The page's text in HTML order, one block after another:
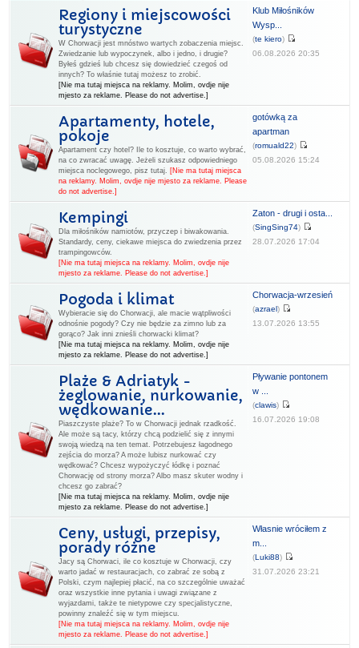
Regiony i miejscowości
turystyczne
W Chorwacji jest mnóstwo wartych zobaczenia miejsc.
Zwiedzanie lub wypoczynek, albo i jedno, i drugie?
Byłeś gdzieś lub chcesz się dowiedzieć czegoś od
innych? To właśnie tutaj możesz to zrobić.
[Nie ma tutaj miejsca na reklamy. Molim, ovdje nije
mjesto za reklame. Please do not advertise.]
Klub Miłośników
Wysp...
(te kiero)
06.08.2026 20:35
Apartamenty, hotele,
pokoje
Apartament czy hotel? Ile to kosztuje, co warto wybrać,
na co zwracać uwagę. Jeżeli szukasz odpowiedniego
miejsca noclegowego, pisz tutaj. [Nie ma tutaj miejsca
na reklamy. Molim, ovdje nije mjesto za reklame. Please
do not advertise.]
gotówką za
apartman
(romuald22)
05.08.2026 15:24
Kempingi
Dla miłośników namiotów, przyczep i biwakowania.
Standardy, ceny, ciekawe miejsca do zwiedzenia przez
trampingowców.
[Nie ma tutaj miejsca na reklamy. Molim, ovdje nije
mjesto za reklame. Please do not advertise.]
Zaton - drugi i osta...
(SingSing74)
28.07.2026 17:04
Pogoda i klimat
Wybieracie się do Chorwacji, ale macie wątpliwości
odnośnie pogody? Czy nie będzie za zimno lub za
gorąco? Jak inni znieśli chorwacki klimat?
[Nie ma tutaj miejsca na reklamy. Molim, ovdje nije
mjesto za reklame. Please do not advertise.]
Chorwacja-wrzesień
(azrael)
13.07.2026 13:55
Plaże & Adriatyk -
żeglowanie, nurkowanie,
wędkowanie...
Piaszczyste plaże? To w Chorwacji jednak rzadkość.
Ale może są tacy, którzy chcą podzielić się z innymi
swoją wiedzą na ten temat. Potrzebujesz łagodnego
zejścia do morza? A może lubisz nurkować czy
wędkować? Chcesz wypożyczyć łódkę i poznać
Chorwację od strony morza? Albo masz skuter wodny i
chcesz go zabrać?
[Nie ma tutaj miejsca na reklamy. Molim, ovdje nije
mjesto za reklame. Please do not advertise.]
Pływanie pontonem
w ...
(clawis)
16.07.2026 19:08
Ceny, usługi, przepisy,
porady różne
Jacy są Chorwaci, ile co kosztuje w Chorwacji, czy
warto jadać w restauracjach, co zabrać ze sobą z
Polski, czym najlepiej płacić, na co szczególnie uważać
oraz wszystkie inne pytania i uwagi związane z
wyjazdami, także te nietypowe czy specjalistyczne,
powinny znaleźć się w tym miejscu.
[Nie ma tutaj miejsca na reklamy. Molim, ovdje nije
mjesto za reklame. Please do not advertise.]
Własnie wróciłem z
m...
(Luki88)
31.07.2026 23:21